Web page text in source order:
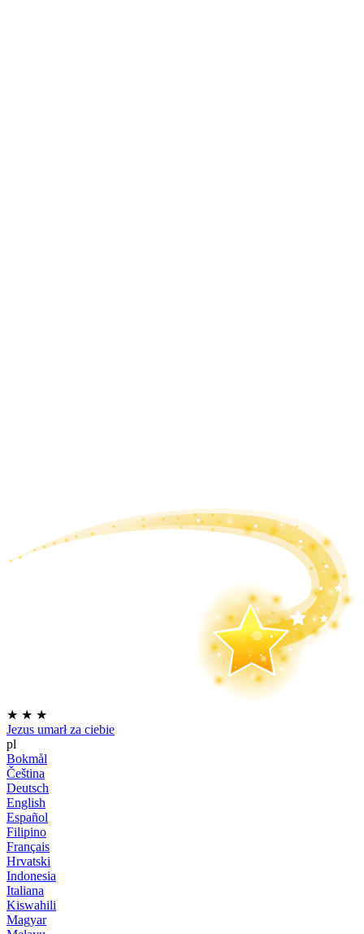
★ ★ ★
Jezus umarł za ciebie
pl
Bokmål
Čeština
Deutsch
English
Español
Filipino
Français
Hrvatski
Indonesia
Italiana
Kiswahili
Magyar